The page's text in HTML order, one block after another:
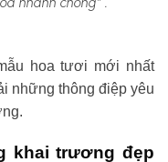
nhanh chóng" .
hoa tươi mới nhất
những thông điệp yêu
khai trương đẹp